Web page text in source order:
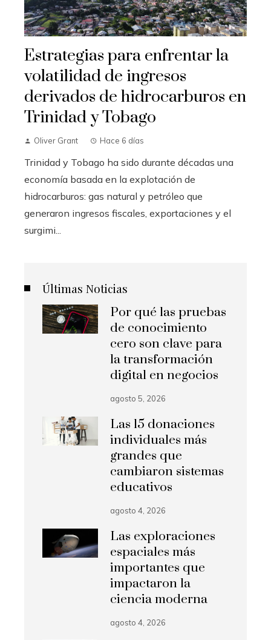
Estrategias para enfrentar la
volatilidad de ingresos
derivados de hidrocarburos en
Trinidad y Tobago
Oliver Grant Hace 6 días
Trinidad y Tobago ha sido durante décadas una
economía basada en la explotación de
hidrocarburos: gas natural y petróleo que
generaron ingresos fiscales, exportaciones y el
surgimi...
Últimas Noticias
Por qué las pruebas
de conocimiento
cero son clave para
la transformación
digital en negocios
agosto 5, 2026
Las 15 donaciones
individuales más
grandes que
cambiaron sistemas
educativos
agosto 4, 2026
Las exploraciones
espaciales más
importantes que
impactaron la
ciencia moderna
agosto 4, 2026